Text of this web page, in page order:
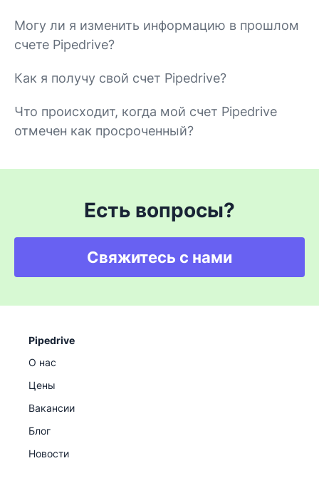
Могу ли я изменить информацию в прошлом
счете Pipedrive?
Как я получу свой счет Pipedrive?
Что происходит, когда мой счет Pipedrive
отмечен как просроченный?
Есть вопросы?
Свяжитесь с нами
Pipedrive
О нас
Цены
Вакансии
Блог
Новости